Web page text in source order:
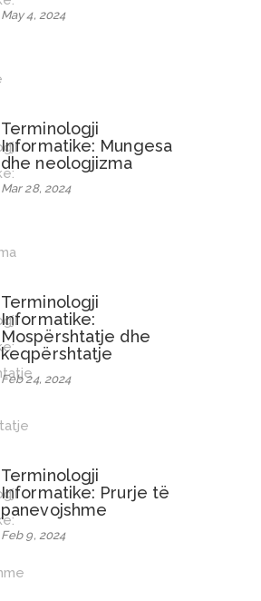
May 4, 2024
Terminologji
Informatike: Mungesa
dhe neologjizma
Mar 28, 2024
Terminologji
Informatike:
Mospërshtatje dhe
keqpërshtatje
Feb 24, 2024
Terminologji
Informatike: Prurje të
panevojshme
Feb 9, 2024